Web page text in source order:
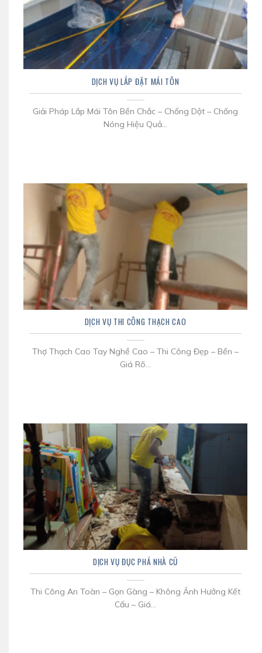
DỊCH VỤ LẮP ĐẶT MÁI TÔN
Giải Pháp Lắp Mái Tôn Bền Chắc – Chống Dột – Chống
Nóng Hiệu Quả...
DỊCH VỤ THI CÔNG THẠCH CAO
Thợ Thạch Cao Tay Nghề Cao – Thi Công Đẹp – Bền –
Giá Rõ...
DỊCH VỤ ĐỤC PHÁ NHÀ CŨ
Thi Công An Toàn – Gọn Gàng – Không Ảnh Hưởng Kết
Cấu – Giá...